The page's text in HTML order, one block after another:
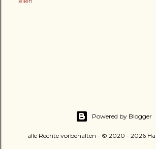
Powered by Blogger
alle Rechte vorbehalten - © 2020 - 2026